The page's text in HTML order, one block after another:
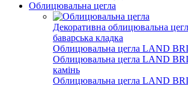
Облицювальна цегла
Декоративна облицювальна
баварська кладка
Облицювальна цегла LAND
Облицювальна цегла LAND
камінь
Облицювальна цегла LAND